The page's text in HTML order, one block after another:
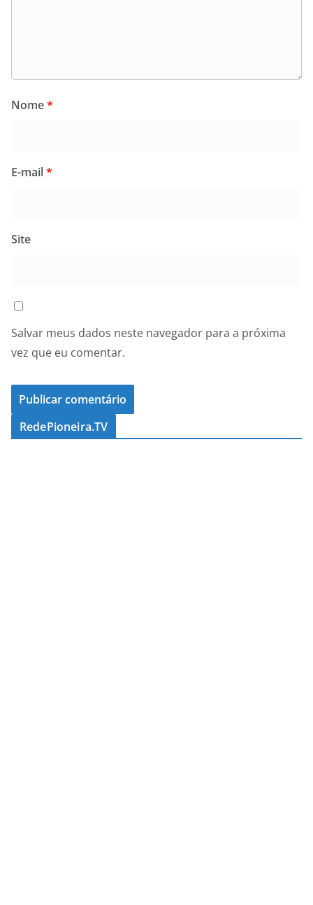
Nome*
E-mail*
Site
Salvar meus dados neste navegador para a próxima
vez que eu comentar.
RedePioneira.TV